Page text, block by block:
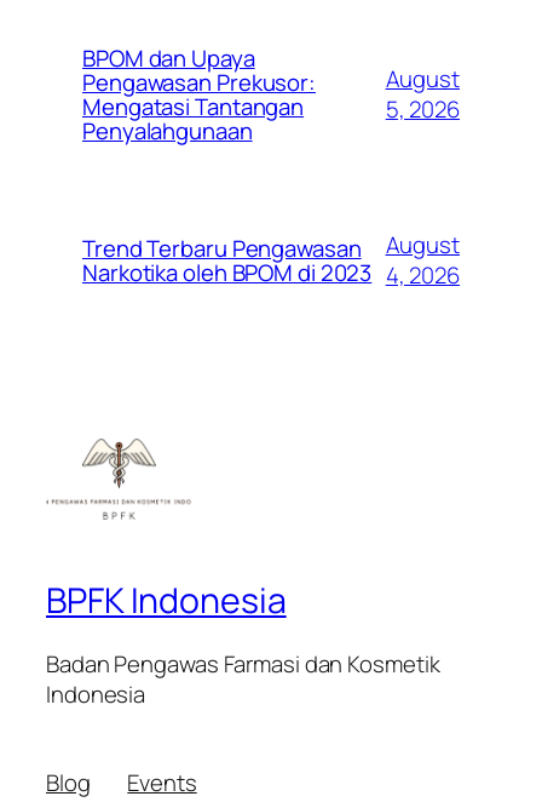
BPOM dan Upaya
Pengawasan Prekusor:
Mengatasi Tantangan
Penyalahgunaan
August
5, 2026
Trend Terbaru Pengawasan
Narkotika oleh BPOM di 2023
August
4, 2026
BPFK Indonesia
Badan Pengawas Farmasi dan Kosmetik
Indonesia
Blog
Events